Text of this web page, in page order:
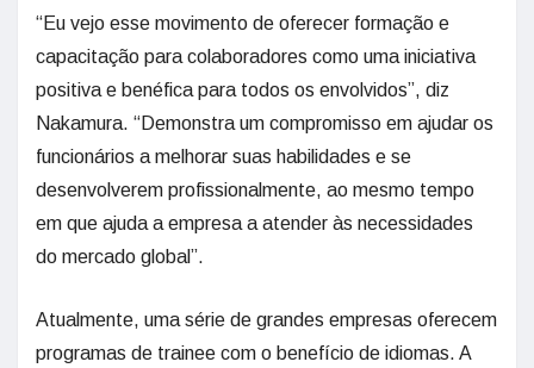
“Eu vejo esse movimento de oferecer formação e
capacitação para colaboradores como uma iniciativa
positiva e benéfica para todos os envolvidos”, diz
Nakamura. “Demonstra um compromisso em ajudar os
funcionários a melhorar suas habilidades e se
desenvolverem profissionalmente, ao mesmo tempo
em que ajuda a empresa a atender às necessidades
do mercado global”.
Atualmente, uma série de grandes empresas oferecem
programas de trainee com o benefício de idiomas. A